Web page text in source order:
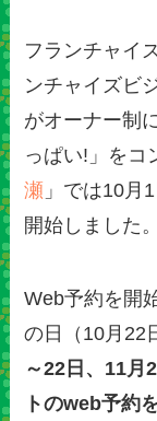
フランチャイ
ンチャイズビ
がオーナー制
っぱい!」をコ
瀬 」では10月
開始しました。
Web予約を開
の日（10月22
～22日、11月
トのweb予約